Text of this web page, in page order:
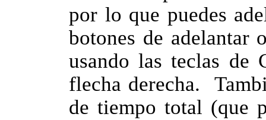
por lo que puedes
botones de adelantar
usando las teclas
flecha derecha.
de tiempo total (que